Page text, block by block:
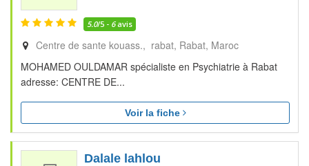
5.0/5 - 6avis
Centre de sante kouass., rabat Rabat Maroc
MOHAMED OULDAMAR spécialiste en Psychiatrie à Rabat
adresse: CENTRE DE...
Voir la fiche
Dalale lahlou